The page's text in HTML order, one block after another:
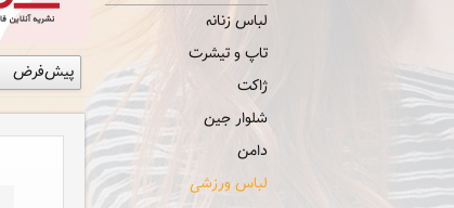
لباس زنانه
تاپ و تیشرت
ژاکت
شلوار جین
دامن
لباس ورزشی